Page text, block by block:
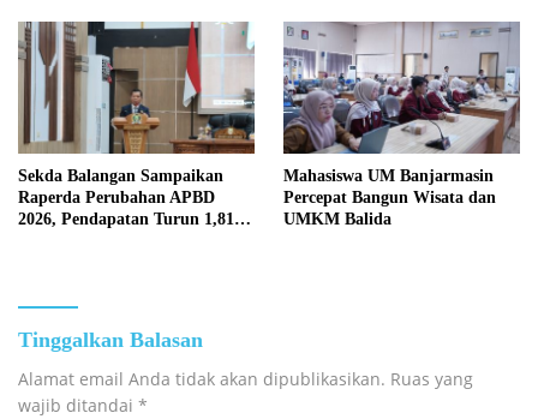
Sekda Balangan Sampaikan
Raperda Perubahan APBD
2026, Pendapatan Turun 1,81
Mahasiswa UM Banjarmasin
Percepat Bangun Wisata dan
UMKM Balida
Tinggalkan Balasan
Alamat email Anda tidak akan dipublikasikan. Ruas yang
wajib ditandai *